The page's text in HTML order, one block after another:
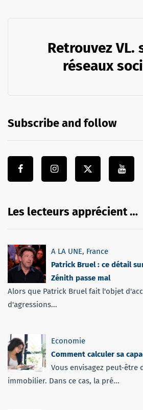
Retrouvez VL.
réseaux
Subscribe and follow
Les lecteurs apprécient …
A LA UNE, France
Patrick Bruel : ce détail
Zénith passe mal
Alors que Patrick Bruel fait l'objet
d'agressions...
Economie
Comment calculer sa
Vous envisagez peut-être
immobilier. Dans ce cas, la pré...